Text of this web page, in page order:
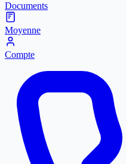
Documents
Moyenne
Compte